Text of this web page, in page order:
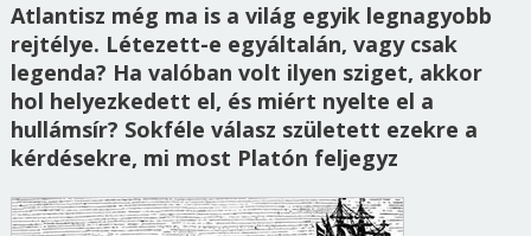
Atlantisz még ma is a világ egyik legnagyobb
rejtélye. Létezett-e egyáltalán, vagy csak
legenda? Ha valóban volt ilyen sziget, akkor
hol helyezkedett el, és miért nyelte el a
hullámsír? Sokféle válasz született ezekre a
kérdésekre, mi most Platón feljegyz